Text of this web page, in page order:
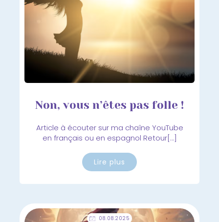
Non, vous n’êtes pas folle !
Article à écouter sur ma chaîne YouTube
en français ou en espagnol Retour[…]
Lire plus
08.08.2025